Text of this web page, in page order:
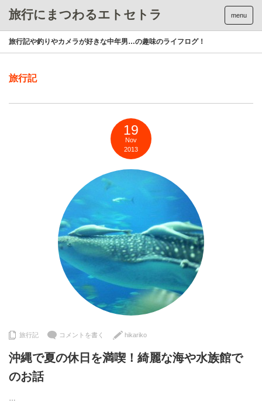
旅行にまつわるエトセトラ menu
旅行記や釣りやカメラが好きな中年男…の趣味のライフログ！
旅行記
19
Nov
2013
旅行記 コメントを書く hikariko
沖縄で夏の休日を満喫！綺麗な海や水族館で
のお話
…